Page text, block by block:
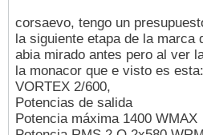
corsaevo, tengo un
la siguiente etapa de la
abia mirado antes pero al ver
la monacor que e visto es
VORTEX 2/600,
Potencias de salida
Potencia máxima 1400 WMAX